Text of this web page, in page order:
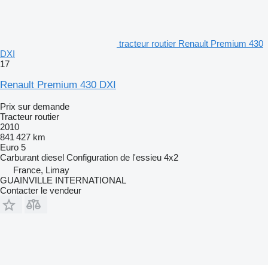
tracteur routier Renault Premium 430
DXI
17
Renault Premium 430 DXI
Prix sur demande
Tracteur routier
2010
841 427 km
Euro 5
Carburant diesel Configuration de l'essieu 4x2
France, Limay
GUAINVILLE INTERNATIONAL
Contacter le vendeur